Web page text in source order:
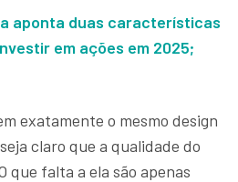
aponta duas características
em ações em 2025;
exatamente o mesmo design
claro que a qualidade do
que falta a ela são apenas